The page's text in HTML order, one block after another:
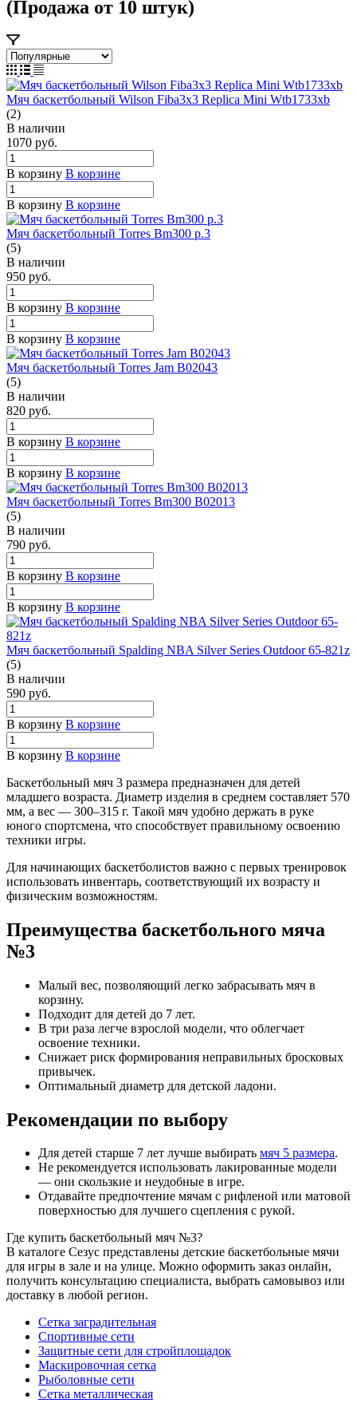
(Продажа от 10 штук)
Мяч баскетбольный Wilson Fiba3x3 Replica Mini Wtb1733xb
(2)
В наличии
1070 руб.
В корзину В корзине
В корзину В корзине
Мяч баскетбольный Torres Bm300 р.3
(5)
В наличии
950 руб.
В корзину В корзине
В корзину В корзине
Мяч баскетбольный Torres Jam B02043
(5)
В наличии
820 руб.
В корзину В корзине
В корзину В корзине
Мяч баскетбольный Torres Bm300 B02013
(5)
В наличии
790 руб.
В корзину В корзине
В корзину В корзине
Мяч баскетбольный Spalding NBA Silver Series Outdoor 65-821z
(5)
В наличии
590 руб.
В корзину В корзине
В корзину В корзине
Баскетбольный мяч 3 размера предназначен для детей
младшего возраста. Диаметр изделия в среднем составляет 570
мм, а вес — 300–315 г. Такой мяч удобно держать в руке
юного спортсмена, что способствует правильному освоению
техники игры.
Для начинающих баскетболистов важно с первых тренировок
использовать инвентарь, соответствующий их возрасту и
физическим возможностям.
Преимущества баскетбольного мяча
№3
Малый вес, позволяющий легко забрасывать мяч в
корзину.
Подходит для детей до 7 лет.
В три раза легче взрослой модели, что облегчает
освоение техники.
Снижает риск формирования неправильных бросковых
привычек.
Оптимальный диаметр для детской ладони.
Рекомендации по выбору
Для детей старше 7 лет лучше выбирать мяч 5 размера.
Не рекомендуется использовать лакированные модели
— они скользкие и неудобные в игре.
Отдавайте предпочтение мячам с рифленой или матовой
поверхностью для лучшего сцепления с рукой.
Где купить баскетбольный мяч №3?
В каталоге Сезус представлены детские баскетбольные мячи
для игры в зале и на улице. Можно оформить заказ онлайн,
получить консультацию специалиста, выбрать самовывоз или
доставку в любой регион.
Сетка заградительная
Спортивные сети
Защитные сети для стройплощадок
Маскировочная сетка
Рыболовные сети
Сетка металлическая